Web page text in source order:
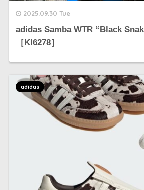
2025.09.30 Tue
adidas Samba WTR “Black
［KI6278］
adidas